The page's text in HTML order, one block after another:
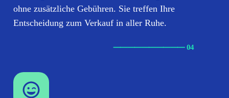
ohne zusätzliche Gebühren. Sie treffen Ihre
Entscheidung zum Verkauf in aller Ruhe.
⸺⸺⸺⸺⸺ 04